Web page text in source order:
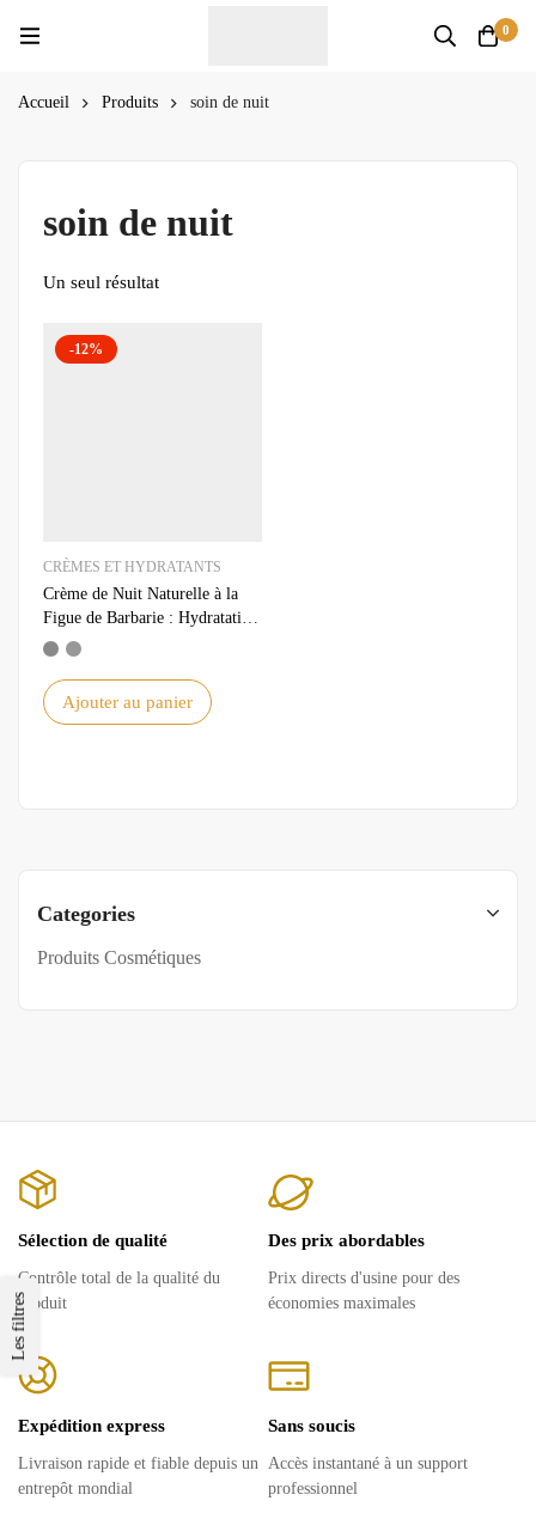
0
Accueil Produits soin de nuit
Categories
Produits Cosmétiques
Les filtres
soin de nuit
Un seul résultat
-12%
CRÈMES ET HYDRATANTS
Crème de Nuit Naturelle à la
Figue de Barbarie : Hydratation
et Régénération Intense pour le
Ajouter au panier
Sélection de qualité
Contrôle total de la qualité du
produit
Des prix abordables
Prix ​​directs d'usine pour des
économies maximales
Expédition express
Livraison rapide et fiable depuis un
entrepôt mondial
Sans soucis
Accès instantané à un support
professionnel